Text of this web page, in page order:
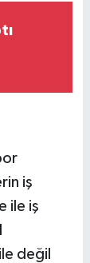
iş
ile iş
değil